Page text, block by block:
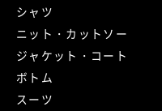
シャツ
ニット・カットソー
ジャケット・コート
ボトム
スーツ